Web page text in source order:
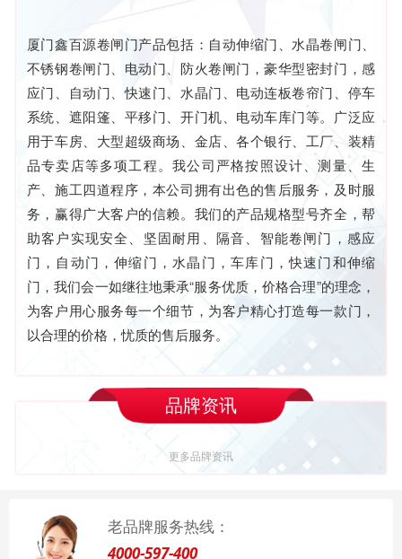
厦门鑫百源卷闸门产品包括：自动伸缩门、水晶卷闸门、
不锈钢卷闸门、电动门、防火卷闸门，豪华型密封门，感
应门、自动门、快速门、水晶门、电动连板卷帘门、停车
系统、遮阳篷、平移门、开门机、电动车库门等。广泛应
用于车房、大型超级商场、金店、各个银行、工厂、装精
品专卖店等多项工程。我公司严格按照设计、测量、生
产、施工四道程序，本公司拥有出色的售后服务，及时服
务，赢得广大客户的信赖。我们的产品规格型号齐全，帮
助客户实现安全、坚固耐用、隔音、智能卷闸门，感应
门，自动门，伸缩门，水晶门，车库门，快速门和伸缩
门，我们会一如继往地秉承“服务优质，价格合理”的理念，
为客户用心服务每一个细节，为客户精心打造每一款门，
以合理的价格，忧质的售后服务。
品牌资讯
更多品牌资讯
老品牌服务热线：
4000-597-400